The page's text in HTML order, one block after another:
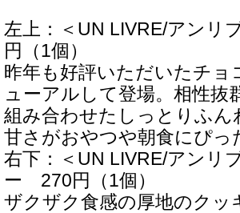
左上：＜UN LIVRE/アン
円（1個）
昨年も好評いただいたチ
ューアルして登場。相性
組み合わせたしっとりふ
甘さがおやつや朝食にぴっ
右下：＜UN LIVRE/アンリ
ー 270円（1個）
ザクザク食感の厚地のク